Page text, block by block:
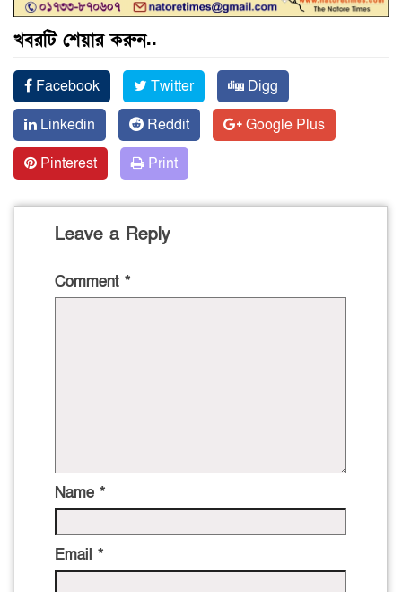
খবরটি শেয়ার করুন..
Facebook Twitter
Digg
Linkedin
Reddit
Google Plus
Pinterest
Print
Leave a Reply
Comment *
Name *
Email *